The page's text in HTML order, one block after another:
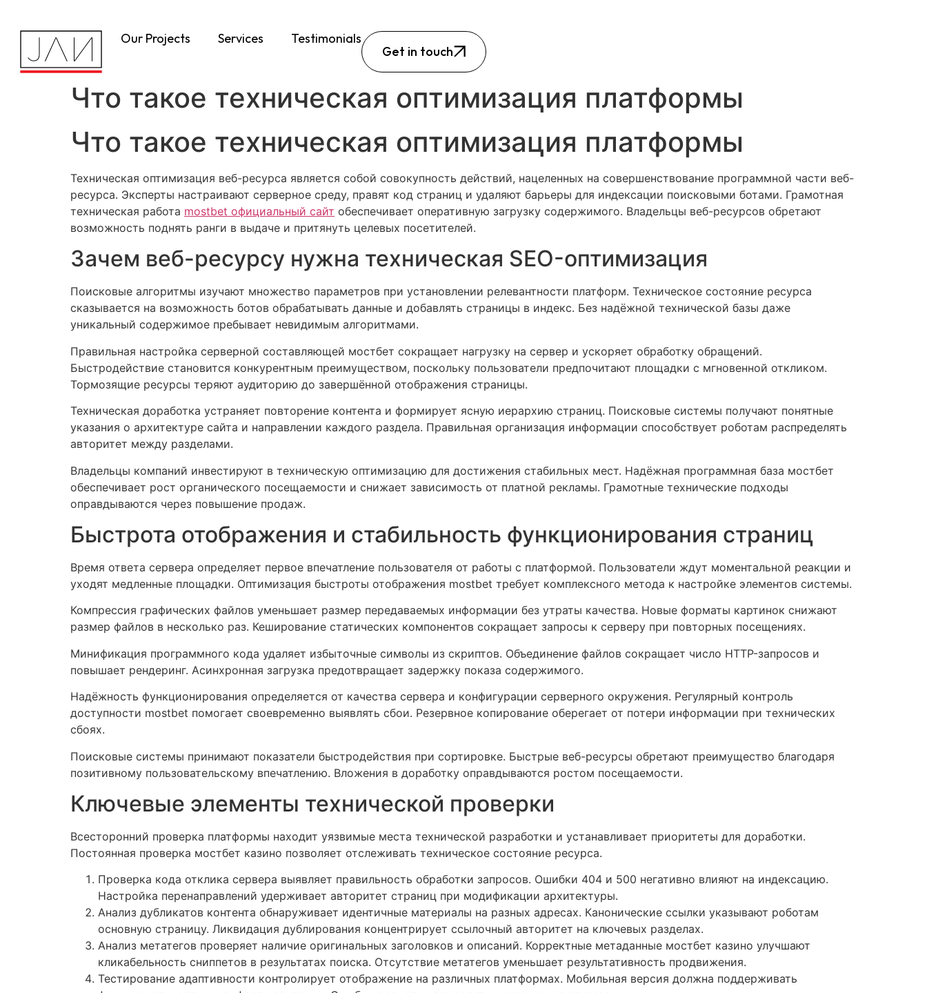
Our Projects Services
Testimonials
Get in touch
Что такое техническая оптимизация платформы
Что такое техническая оптимизация платформы
Техническая оптимизация веб-ресурса является собой совокупность действий, нацеленных на совершенствование программной части веб-
ресурса. Эксперты настраивают серверное среду, правят код страниц и удаляют барьеры для индексации поисковыми ботами. Грамотная
техническая работа mostbet официальный сайт обеспечивает оперативную загрузку содержимого. Владельцы веб-ресурсов обретают
возможность поднять ранги в выдаче и притянуть целевых посетителей.
Зачем веб-ресурсу нужна техническая SEO-оптимизация
Поисковые алгоритмы изучают множество параметров при установлении релевантности платформ. Техническое состояние ресурса
сказывается на возможность ботов обрабатывать данные и добавлять страницы в индекс. Без надёжной технической базы даже
уникальный содержимое пребывает невидимым алгоритмами.
Правильная настройка серверной составляющей мостбет сокращает нагрузку на сервер и ускоряет обработку обращений.
Быстродействие становится конкурентным преимуществом, поскольку пользователи предпочитают площадки с мгновенной откликом.
Тормозящие ресурсы теряют аудиторию до завершённой отображения страницы.
Техническая доработка устраняет повторение контента и формирует ясную иерархию страниц. Поисковые системы получают понятные
указания о архитектуре сайта и направлении каждого раздела. Правильная организация информации способствует роботам распределять
авторитет между разделами.
Владельцы компаний инвестируют в техническую оптимизацию для достижения стабильных мест. Надёжная программная база мостбет
обеспечивает рост органического посещаемости и снижает зависимость от платной рекламы. Грамотные технические подходы
оправдываются через повышение продаж.
Быстрота отображения и стабильность функционирования страниц
Время ответа сервера определяет первое впечатление пользователя от работы с платформой. Пользователи ждут моментальной реакции и
уходят медленные площадки. Оптимизация быстроты отображения mostbet требует комплексного метода к настройке элементов системы.
Компрессия графических файлов уменьшает размер передаваемых информации без утраты качества. Новые форматы картинок снижают
размер файлов в несколько раз. Кеширование статических компонентов сокращает запросы к серверу при повторных посещениях.
Минификация программного кода удаляет избыточные символы из скриптов. Объединение файлов сокращает число HTTP-запросов и
повышает рендеринг. Асинхронная загрузка предотвращает задержку показа содержимого.
Надёжность функционирования определяется от качества сервера и конфигурации серверного окружения. Регулярный контроль
доступности mostbet помогает своевременно выявлять сбои. Резервное копирование оберегает от потери информации при технических
сбоях.
Поисковые системы принимают показатели быстродействия при сортировке. Быстрые веб-ресурсы обретают преимущество благодаря
позитивному пользовательскому впечатлению. Вложения в доработку оправдываются ростом посещаемости.
Ключевые элементы технической проверки
Всесторонний проверка платформы находит уязвимые места технической разработки и устанавливает приоритеты для доработки.
Постоянная проверка мостбет казино позволяет отслеживать техническое состояние ресурса.
Проверка кода отклика сервера выявляет правильность обработки запросов. Ошибки 404 и 500 негативно влияют на индексацию.
Настройка перенаправлений удерживает авторитет страниц при модификации архитектуры.
Анализ дубликатов контента обнаруживает идентичные материалы на разных адресах. Канонические ссылки указывают роботам
основную страницу. Ликвидация дублирования концентрирует ссылочный авторитет на ключевых разделах.
Анализ метатегов проверяет наличие оригинальных заголовков и описаний. Корректные метаданные мостбет казино улучшают
кликабельность сниппетов в результатах поиска. Отсутствие метатегов уменьшает результативность продвижения.
Тестирование адаптивности контролирует отображение на различных платформах. Мобильная версия должна поддерживать